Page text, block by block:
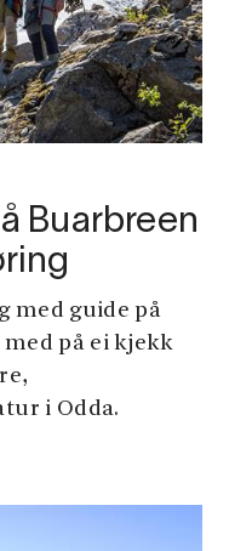
Buarbreen
med guide på
på ei kjekk
i Odda.